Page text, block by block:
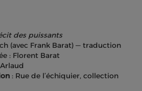
des puissants
(avec Frank Barat) — traduction
: Florent Barat
: Rue de l’échiquier, collection